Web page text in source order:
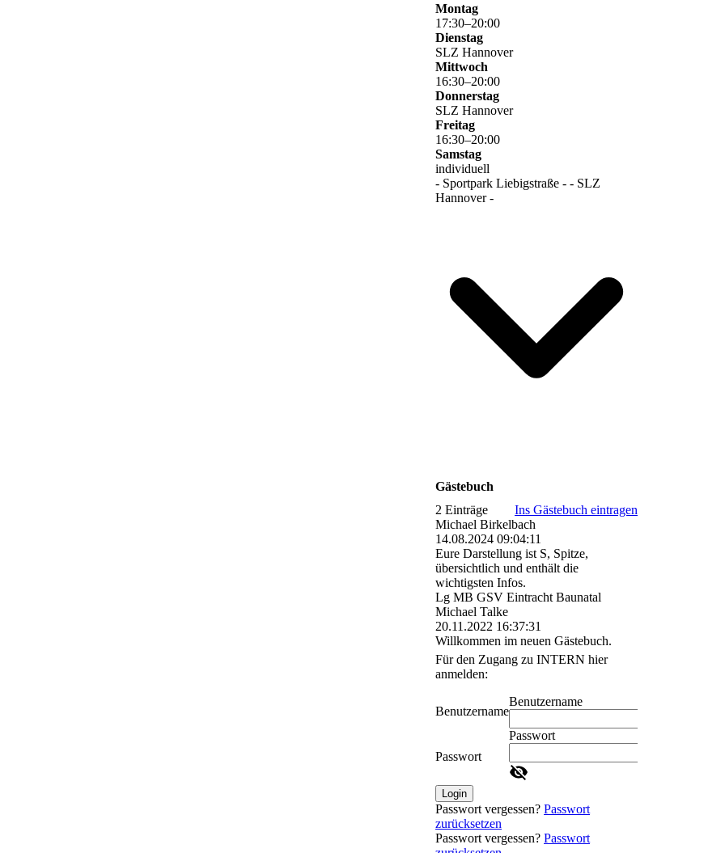
Montag
17:30–20:00
Dienstag
SLZ Hannover
Mittwoch
16:30–20:00
Donnerstag
SLZ Hannover
Freitag
16:30–20:00
Samstag
individuell
- Sportpark Liebigstraße - - SLZ
Hannover -
Gästebuch
2 Einträge
Ins Gästebuch eintragen
Michael Birkelbach
14.08.2024 09:04:11
Eure Darstellung ist S, Spitze,
übersichtlich und enthält die
wichtigsten Infos.
Lg MB GSV Eintracht Baunatal
Michael Talke
20.11.2022 16:37:31
Willkommen im neuen Gästebuch.
Für den Zugang zu INTERN hier
anmelden:
Benutzername
Benutzername
Passwort
Passwort
Login
Passwort vergessen? Passwort
zurücksetzen
Passwort vergessen? Passwort